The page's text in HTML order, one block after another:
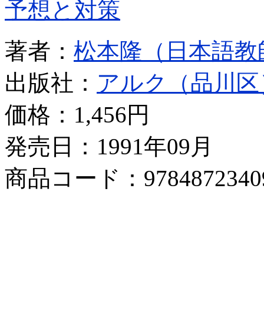
予想と対策
著者： 松本隆（日本語教
出版社： アルク（品川
価格： 1,456円
発売日：1991年09月
商品コード：